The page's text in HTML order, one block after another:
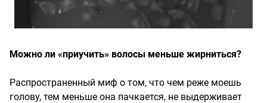
Можно ли «приучить» волосы меньше жирниться?
Распространенный миф о том, что чем реже моешь
голову, тем меньше она пачкается, не выдерживает